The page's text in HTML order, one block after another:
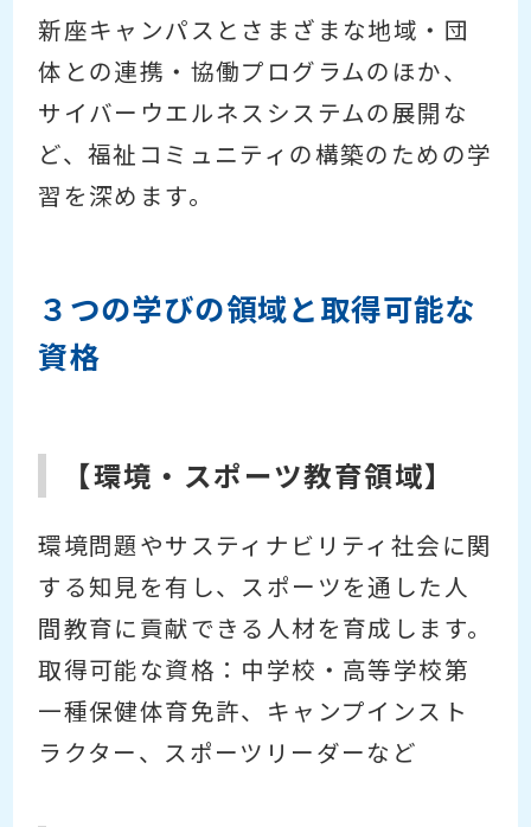
新座キャンパスとさまざまな地域・団
体との連携・協働プログラムのほか、
サイバーウエルネスシステムの展開な
ど、福祉コミュニティの構築のための学
習を深めます。
３つの学びの領域と取得可能な
資格
【環境・スポーツ教育領域】
環境問題やサスティナビリティ社会に関
する知見を有し、スポーツを通した人
間教育に貢献できる人材を育成します。
取得可能な資格：中学校・高等学校第
一種保健体育免許、キャンプインスト
ラクター、スポーツリーダーなど